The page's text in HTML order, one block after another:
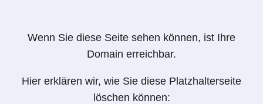
Wenn Sie diese Seite sehen können, ist Ihre
Domain erreichbar.
Hier erklären wir, wie Sie diese Platzhalterseite
löschen können: